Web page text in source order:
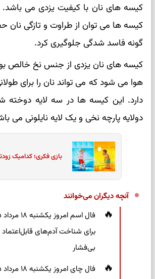
کیسه های نان با کیفیت یزدی می باشد.
کیسه ها می توان از طراوت و تازگی نان
گونه فاسد شدگی جلوگیری کرد.
کیسه های نان یزدی از جنس نخ خالص
هوا می شود که می تواند نان را برای
دارد. این کیسه ها در سه لایه دوخته
دولایه پارچه نخی و یک لایه نایلونی می
بازی فکری؛ کدامیک
آنچه دیگران می‌خوانند
برای شناخت آدم‌های
بی‌فشار